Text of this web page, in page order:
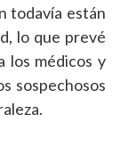
todavía están
lo que prevé
los médicos y
sospechosos